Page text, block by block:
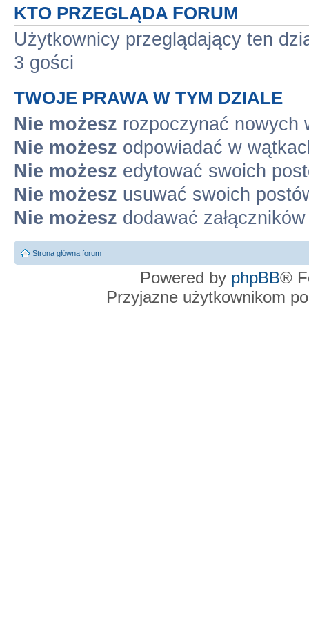
KTO PRZEGLĄDA FORUM
Użytkownicy przeglądający ten
3 gości
TWOJE PRAWA W TYM DZIALE
Nie możesz rozpoczynać nowych
Nie możesz odpowiadać w
Nie możesz edytować swoich
Nie możesz usuwać swoich
Nie możesz dodawać załączników
Strona główna forum
Powered by phpBB®
Przyjazne użytkownikom